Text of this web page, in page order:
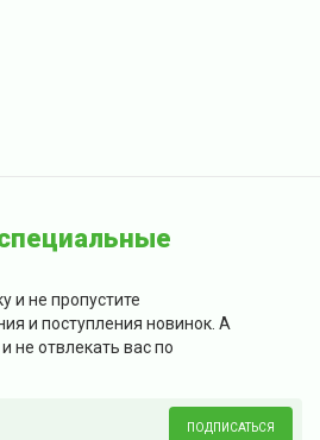
и не пропустите
и поступления новинок. А
не отвлекать вас по
ПОДПИСАТЬСЯ